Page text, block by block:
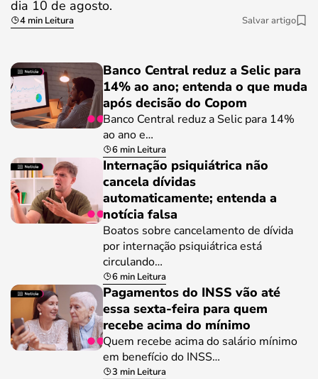
dia 10 de agosto.
4 min Leitura Salvar artigo
Banco Central reduz a Selic para
14% ao ano; entenda o que muda
após decisão do Copom
Banco Central reduz a Selic para 14%
ao ano e…
6 min Leitura
Internação psiquiátrica não
cancela dívidas
automaticamente; entenda a
notícia falsa
Boatos sobre cancelamento de dívida
por internação psiquiátrica está
circulando…
6 min Leitura
Pagamentos do INSS vão até
essa sexta-feira para quem
recebe acima do mínimo
Quem recebe acima do salário mínimo
em benefício do INSS…
3 min Leitura